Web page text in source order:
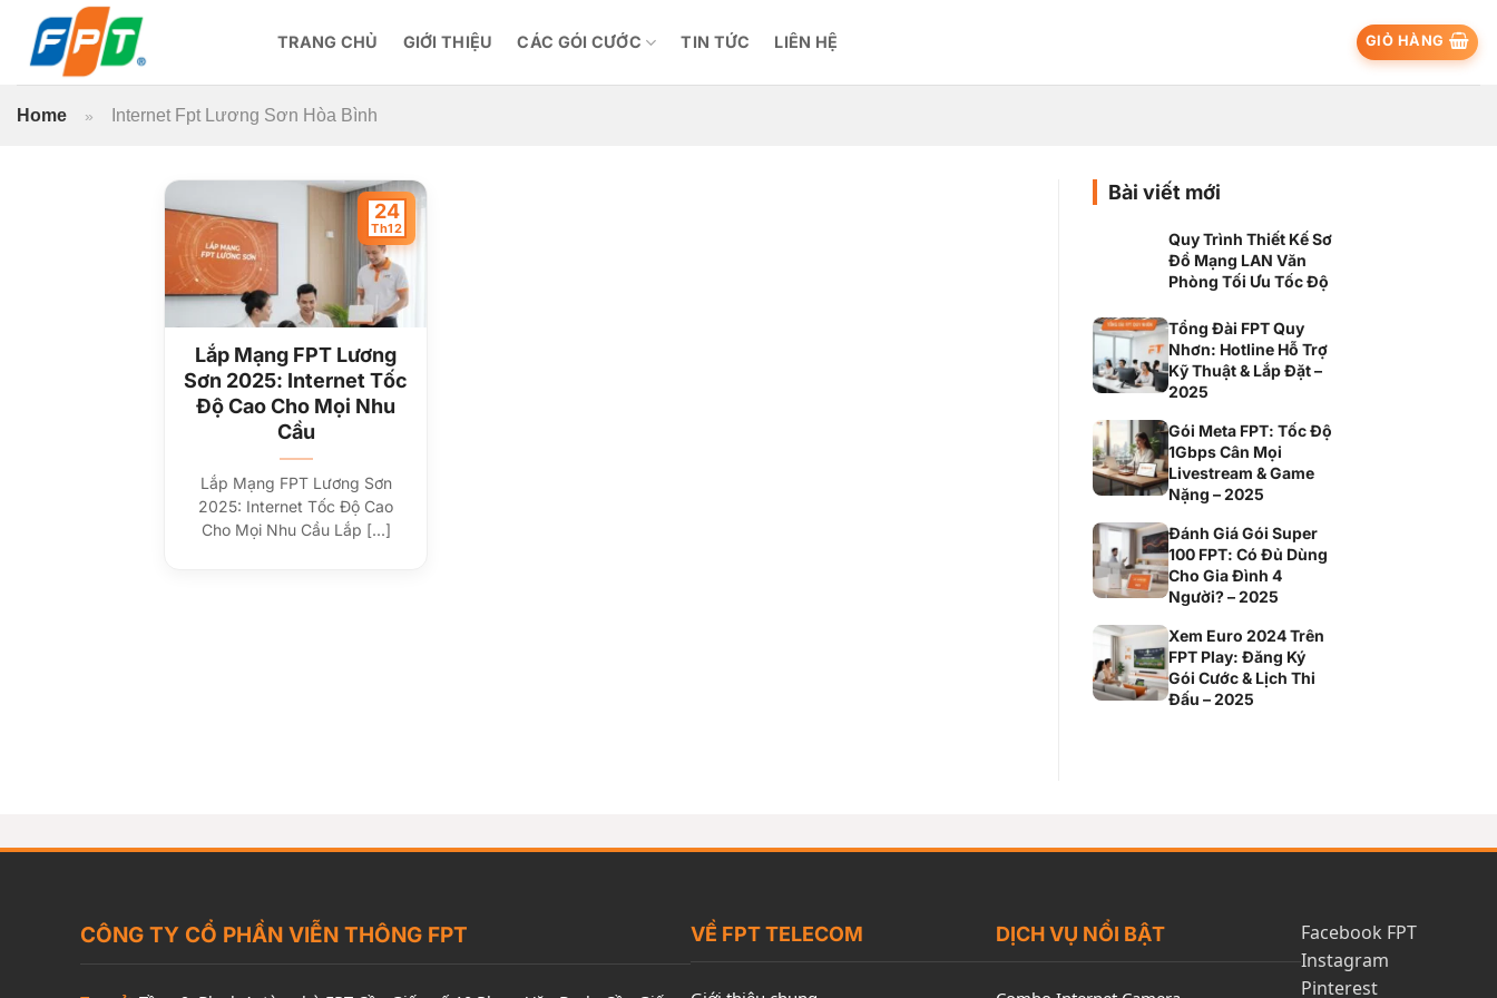
TRANG CHỦ GIỚI THIỆU CÁC GÓI CƯỚC TIN TỨC LIÊN HỆ GIỎ HÀNG
Home » Internet Fpt Lương Sơn Hòa Bình
Lắp Mạng FPT Lương
Sơn 2025: Internet Tốc
Độ Cao Cho Mọi Nhu
Cầu
Lắp Mạng FPT Lương Sơn
2025: Internet Tốc Độ Cao
Cho Mọi Nhu Cầu Lắp [...]
24
Th12
Bài viết mới
Quy Trình Thiết Kế Sơ
Đồ Mạng LAN Văn
Phòng Tối Ưu Tốc Độ
Tổng Đài FPT Quy
Nhơn: Hotline Hỗ Trợ
Kỹ Thuật & Lắp Đặt –
2025
Gói Meta FPT: Tốc Độ
1Gbps Cân Mọi
Livestream & Game
Nặng – 2025
Đánh Giá Gói Super
100 FPT: Có Đủ Dùng
Cho Gia Đình 4
Người? – 2025
Xem Euro 2024 Trên
FPT Play: Đăng Ký
Gói Cước & Lịch Thi
Đấu – 2025
CÔNG TY CỔ PHẦN VIỄN THÔNG FPT VỀ FPT TELECOM DỊCH VỤ NỔI BẬT
Facebook FPT
Instagram
Pinterest